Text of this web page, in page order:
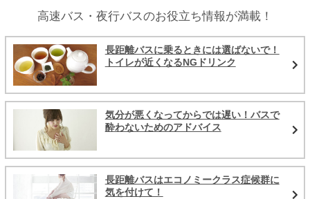
高速バス・夜行バスのお役立ち情報が満載！
長距離バスに乗るときには選ばないで！
トイレが近くなるNGドリンク
気分が悪くなってからでは遅い！バスで
酔わないためのアドバイス
長距離バスはエコノミークラス症候群に
気を付けて！